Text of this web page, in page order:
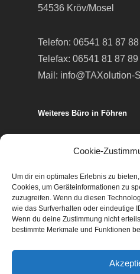
Cookie-
Um dir ein optimales Erlebnis zu
Cookies, um Geräteinformationen zu
zuzugreifen. Wenn du diesen
wie das Surfverhalten oder eindeutige
Wenn du deine Zustimmung nicht
bestimmte Merkmale und Funktionen
54536 Kröv/Mosel
Telefon: 06541 81 87 88
Telefax: 06541 81 87 89
Mail: info@TAXolution-
Weiteres Büro in Föhren
Telefon: 06502 99 95 80
Telefax: 06502 99 95
Mail:info@TAXolution-